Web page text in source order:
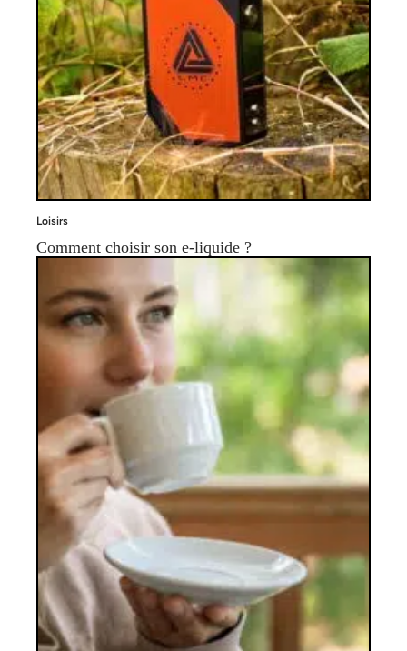
Loisirs
Comment choisir son e-liquide ?